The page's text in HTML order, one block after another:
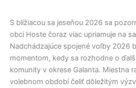
S blížiacou sa jeseňou 2026 sa
obci Hoste čoraz viac upriamuje na
Nadchádzajúce spojené voľby 2026
momentom, kedy sa rozhodne o
komunity v okrese Galanta. Miestna
volebnom období čeliť dôležitým